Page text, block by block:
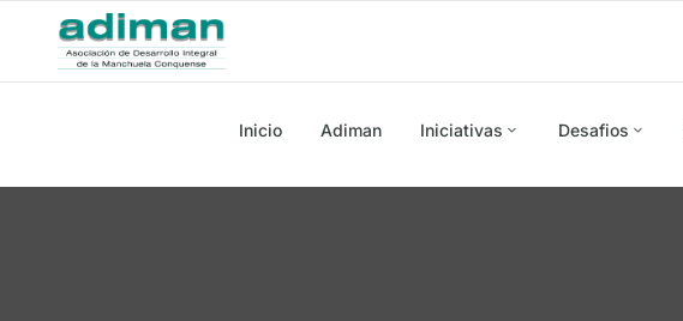
Inicio Adiman Iniciativas Desafios